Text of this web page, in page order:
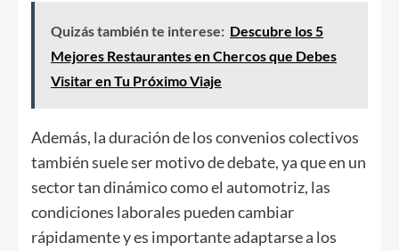
Quizás también te interese: Descubre los 5
Mejores Restaurantes en Chercos que Debes
Visitar en Tu Próximo Viaje
Además, la duración de los convenios colectivos
también suele ser motivo de debate, ya que en un
sector tan dinámico como el automotriz, las
condiciones laborales pueden cambiar
rápidamente y es importante adaptarse a los